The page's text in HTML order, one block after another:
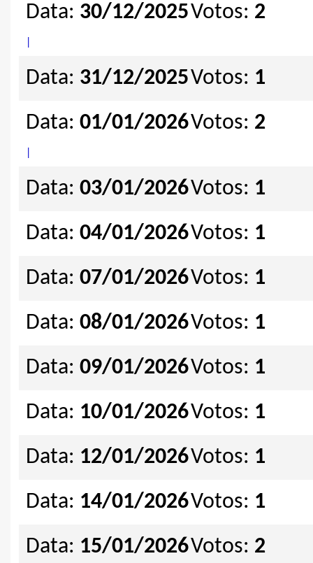
Data: 30/12/2025Votos: 2
Data: 31/12/2025Votos: 1
Data: 01/01/2026Votos: 2
Data: 03/01/2026Votos: 1
Data: 04/01/2026Votos: 1
Data: 07/01/2026Votos: 1
Data: 08/01/2026Votos: 1
Data: 09/01/2026Votos: 1
Data: 10/01/2026Votos: 1
Data: 12/01/2026Votos: 1
Data: 14/01/2026Votos: 1
Data: 15/01/2026Votos: 2